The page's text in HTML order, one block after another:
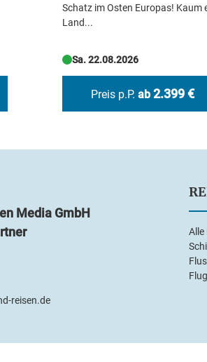
Schatz im Osten Europas! Kaum
Land...
Sa. 22.08.2026
Preis p.P. ab 2.399 €
Media GmbH
reisen.de
Alle